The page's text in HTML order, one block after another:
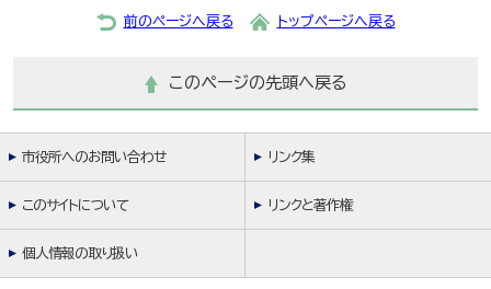
前のページへ戻る トップページへ戻る
このページの先頭へ戻る
市役所へのお問い合わせ リンク集
このサイトについて リンクと著作権
個人情報の取り扱い